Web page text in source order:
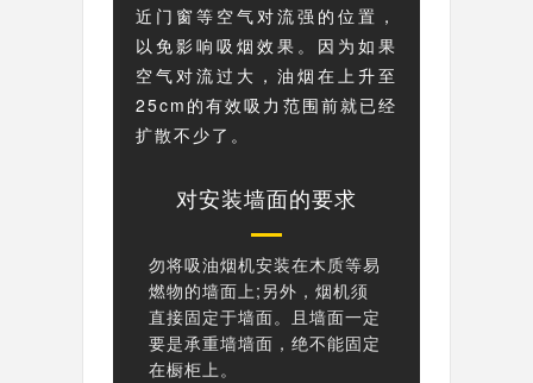
近门窗等空气对流强的位置，
以免影响吸烟效果。因为如果
空气对流过大，油烟在上升至
25cm的有效吸力范围前就已经
扩散不少了。
对安装墙面的要求
勿将吸油烟机安装在木质等易
燃物的墙面上;另外，烟机须
直接固定于墙面。且墙面一定
要是承重墙墙面，绝不能固定
在橱柜上。